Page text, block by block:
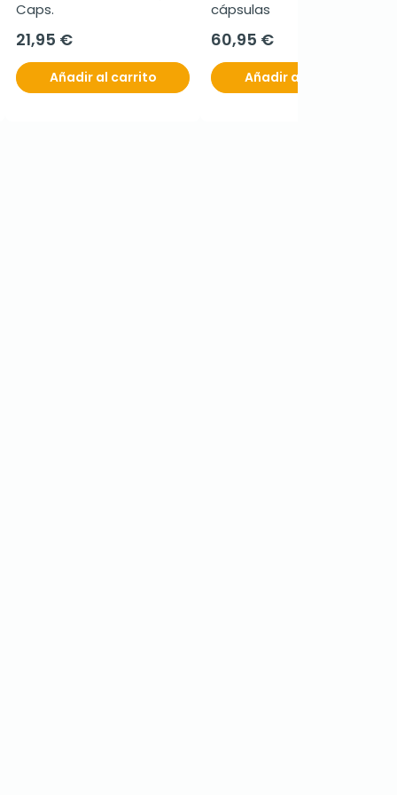
Caps.
21,95 €
Añadir al carrito
cápsulas
60,95 €
Añadir al carrito